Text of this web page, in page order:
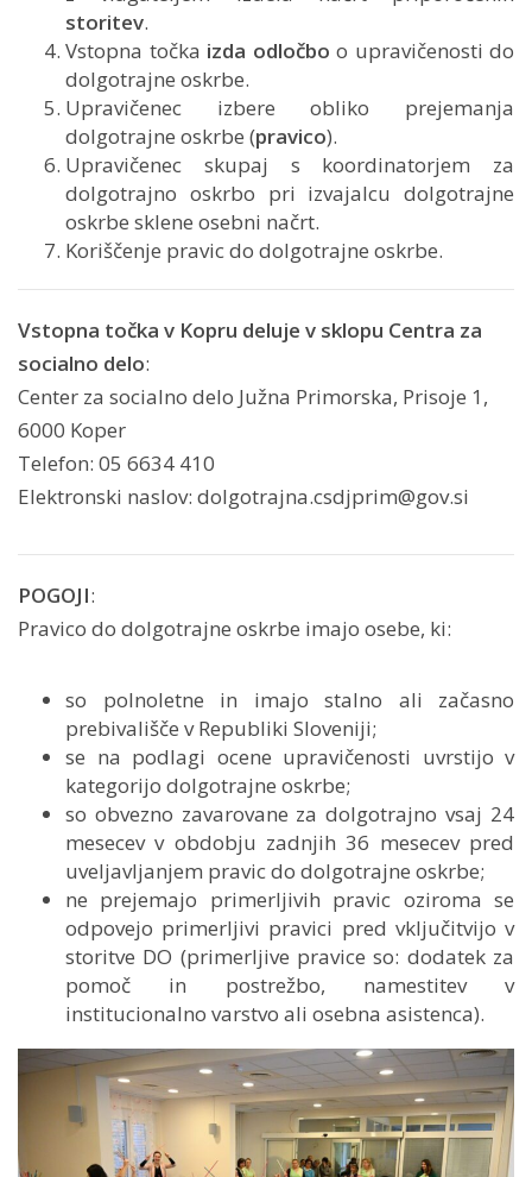
storitev.
Vstopna točka izda odločbo o upravičenosti do
dolgotrajne oskrbe.
Upravičenec izbere obliko prejemanja
dolgotrajne oskrbe (pravico).
Upravičenec skupaj s koordinatorjem za
dolgotrajno oskrbo pri izvajalcu dolgotrajne
oskrbe sklene osebni načrt.
Koriščenje pravic do dolgotrajne oskrbe.
Vstopna točka v Kopru deluje v sklopu Centra za
socialno delo:
Center za socialno delo Južna Primorska, Prisoje 1,
6000 Koper
Telefon: 05 6634 410
Elektronski naslov: dolgotrajna.csdjprim@gov.si
POGOJI:
Pravico do dolgotrajne oskrbe imajo osebe, ki:
so polnoletne in imajo stalno ali začasno
prebivališče v Republiki Sloveniji;
se na podlagi ocene upravičenosti uvrstijo v
kategorijo dolgotrajne oskrbe;
so obvezno zavarovane za dolgotrajno vsaj 24
mesecev v obdobju zadnjih 36 mesecev pred
uveljavljanjem pravic do dolgotrajne oskrbe;
ne prejemajo primerljivih pravic oziroma se
odpovejo primerljivi pravici pred vključitvijo v
storitve DO (primerljive pravice so: dodatek za
pomoč in postrežbo, namestitev v
institucionalno varstvo ali osebna asistenca).